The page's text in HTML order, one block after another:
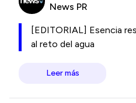
News PR
[EDITORIAL] Esencia
al reto del agua
Leer más